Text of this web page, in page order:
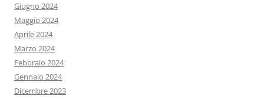
Giugno 2024
Maggio 2024
Aprile 2024
Marzo 2024
Febbraio 2024
Gennaio 2024
Dicembre 2023